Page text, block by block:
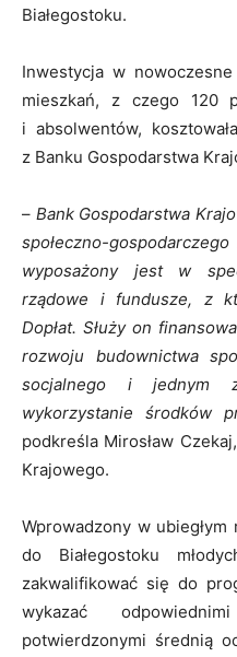
Białegostoku.
Inwestycja w
mieszkań, z czego 120
i absolwentów,
z Banku Gospodarstwa
– Bank Gospodarstwa
społeczno-
wyposażony jest w
rządowe i fundusze, z
Dopłat. Służy on
rozwoju budownictwa
socjalnego i jednym
wykorzystanie środków
podkreśla Mirosław
Krajowego.
Wprowadzony w
do Białegostoku
zakwalifikować się do
wykazać
potwierdzonymi średnią